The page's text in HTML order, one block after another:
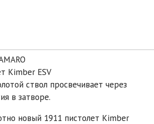
Kimber ESV
ствол просвечивает через
в затворе.
новый 1911 пистолет Kimber